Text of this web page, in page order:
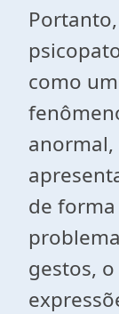
como
de
gestos,